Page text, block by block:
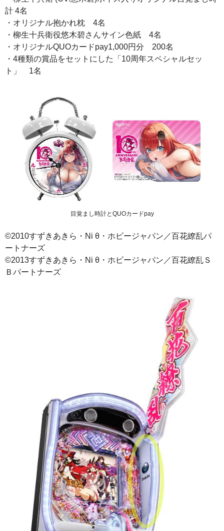
計 4名
・オリジナル抱かれ枕 4名
・柳生十兵衛役悠木碧さんサイン色紙 4名
・オリジナルQUOカードpay1,000円分 200名
・4種類の賞品をセットにした「10周年スペシャルセッ
ト」 1名
目覚まし時計とQUOカードpay
©2010すずきあきら・Ni θ・ホビージャパン／百花繚乱パ
ートナーズ
©2013すずきあきら・Ni θ・ホビージャパン／百花繚乱Ｓ
Ｂパートナーズ